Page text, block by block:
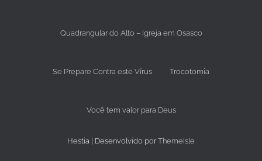
Quadrangular do Alto – Igreja em Osasco
Se Prepare Contra este Vírus Trocotomia
Você tem valor para Deus
Hestia | Desenvolvido porThemeIsle